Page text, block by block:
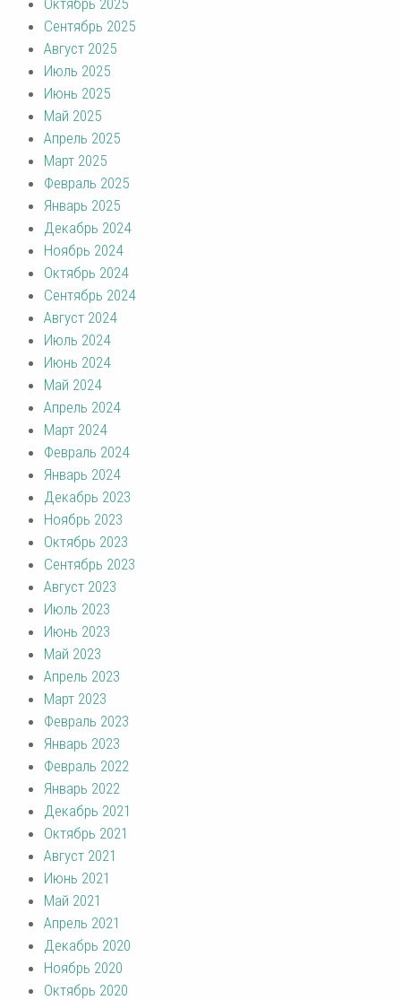
Сентябрь 2025
Август 2025
Июль 2025
Июнь 2025
Май 2025
Апрель 2025
Март 2025
Февраль 2025
Январь 2025
Декабрь 2024
Ноябрь 2024
Октябрь 2024
Сентябрь 2024
Август 2024
Июль 2024
Июнь 2024
Май 2024
Апрель 2024
Март 2024
Февраль 2024
Январь 2024
Декабрь 2023
Ноябрь 2023
Октябрь 2023
Сентябрь 2023
Август 2023
Июль 2023
Июнь 2023
Май 2023
Апрель 2023
Март 2023
Февраль 2023
Январь 2023
Февраль 2022
Январь 2022
Декабрь 2021
Октябрь 2021
Август 2021
Июнь 2021
Май 2021
Апрель 2021
Декабрь 2020
Ноябрь 2020
Октябрь 2020